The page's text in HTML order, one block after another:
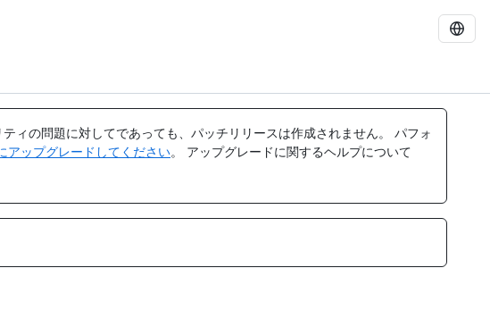
ィの問題に対してであっても、パッチリリースは作成されません。 パフォ
アップグレードしてください。 アップグレードに関するヘルプについて